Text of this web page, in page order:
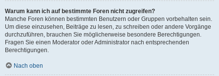
Warum kann ich auf bestimmte Foren nicht zugreifen?
Manche Foren können bestimmten Benutzern oder Gruppen vorbehalten sein.
Um diese einzusehen, Beiträge zu lesen, zu schreiben oder andere Vorgänge
durchzuführen, brauchen Sie möglicherweise besondere Berechtigungen.
Fragen Sie einen Moderator oder Administrator nach entsprechenden
Berechtigungen.
Nach oben